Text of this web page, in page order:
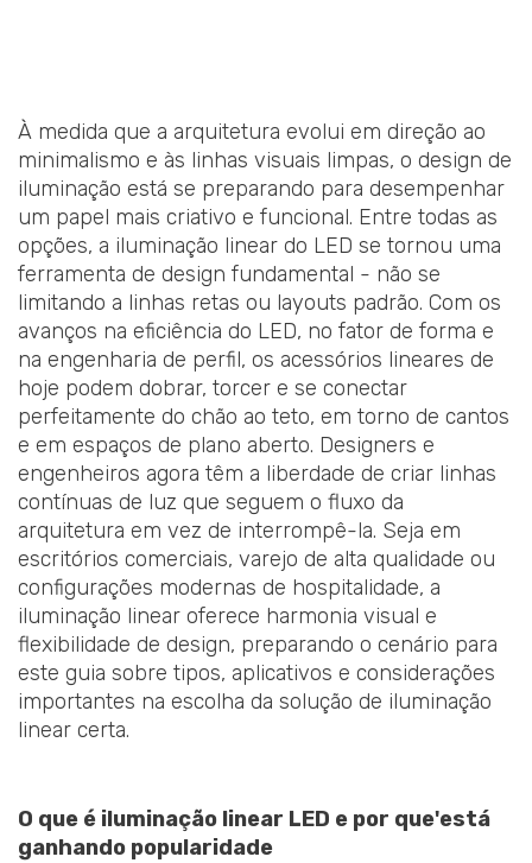
À medida que a arquitetura evolui em direção ao
minimalismo e às linhas visuais limpas, o design de
iluminação está se preparando para desempenhar
um papel mais criativo e funcional. Entre todas as
opções, a iluminação linear do LED se tornou uma
ferramenta de design fundamental - não se
limitando a linhas retas ou layouts padrão. Com os
avanços na eficiência do LED, no fator de forma e
na engenharia de perfil, os acessórios lineares de
hoje podem dobrar, torcer e se conectar
perfeitamente do chão ao teto, em torno de cantos
e em espaços de plano aberto. Designers e
engenheiros agora têm a liberdade de criar linhas
contínuas de luz que seguem o fluxo da
arquitetura em vez de interrompê-la. Seja em
escritórios comerciais, varejo de alta qualidade ou
configurações modernas de hospitalidade, a
iluminação linear oferece harmonia visual e
flexibilidade de design, preparando o cenário para
este guia sobre tipos, aplicativos e considerações
importantes na escolha da solução de iluminação
linear certa.
O que é iluminação linear LED e por que'está
ganhando popularidade